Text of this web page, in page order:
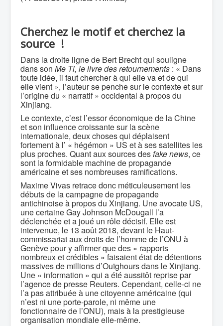
Cherchez le motif et cherchez la
source !
Dans la droite ligne de Bert Brecht qui souligne
dans son Me Ti, le livre des retournements : « Dans
toute idée, il faut chercher à qui elle va et de qui
elle vient », l’auteur se penche sur le contexte et sur
l’origine du « narratif » occidental à propos du
Xinjiang.
Le contexte, c’est l’essor économique de la Chine
et son influence croissante sur la scène
internationale, deux choses qui déplaisent
fortement à l’ « hégémon » US et à ses satellites les
plus proches. Quant aux sources desfake news, ce
sont la formidable machine de propagande
américaine et ses nombreuses ramifications.
Maxime Vivas retrace donc méticuleusement les
débuts de la campagne de propagande
antichinoise à propos du Xinjiang. Une avocate US,
une certaine Gay Johnson McDougall l’a
déclenchée et a joué un rôle décisif. Elle est
intervenue, le 13 août 2018, devant le Haut-
commissariat aux droits de l’homme de l’ONU à
Genève pour y affirmer que des « rapports
nombreux et crédibles » faisaient état de détentions
massives de millions d’Ouïghours dans le Xinjiang.
Une « information » qui a été aussitôt reprise par
l’agence de presse Reuters. Cependant, celle-ci ne
l’a pas attribuée à une citoyenne américaine (qui
n’est ni une porte-parole, ni même une
fonctionnaire de l’ONU), mais à la prestigieuse
organisation mondiale elle-même.